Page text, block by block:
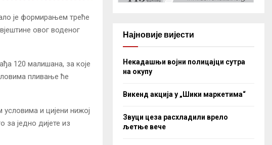
је формирањем треће
овог воденог
120 малишана, за које
пливање ће
и цијени нижој
за једно дијете из
Најновије вијести
Некадашњи војни полицајци сутра
на окупу
Викенд акција у „Шики маркетима“
Звуци цеза расхладили врело
љетње вече